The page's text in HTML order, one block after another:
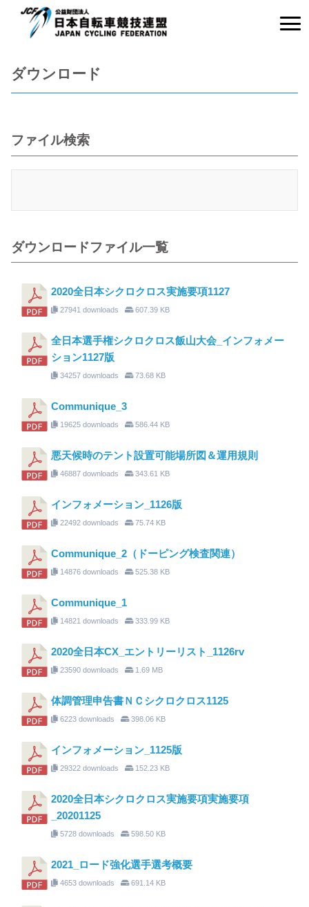
ダウンロード
ファイル検索
ダウンロードファイル一覧
2020全日本シクロクロス実施要項1127
27941 downloads 607.39 KB
全日本選手権シクロクロス飯山大会_インフォメー
ション1127版
34257 downloads 73.68 KB
Communique_3
19625 downloads 586.44 KB
悪天候時のテント設置可能場所図＆運用規則
46887 downloads 343.61 KB
インフォメーション_1126版
22492 downloads 75.74 KB
Communique_2（ドーピング検査関連）
14876 downloads 525.38 KB
Communique_1
14821 downloads 333.99 KB
2020全日本CX_エントリーリスト_1126rv
23590 downloads 1.69 MB
体調管理申告書ＮＣシクロクロス1125
6223 downloads 398.06 KB
インフォメーション_1125版
29322 downloads 152.23 KB
2020全日本シクロクロス実施要項実施要項
_20201125
5728 downloads 598.50 KB
2021_ロード強化選手選考概要
4653 downloads 691.14 KB